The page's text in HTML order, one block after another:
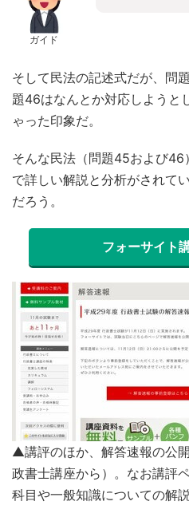
ガイド
そして民法の記述式だが、問
題46はなんとか対応しようと
ゃった印象だ。
そんな民法（問題45および46
で詳しい解説と分析がされて
だろう。
フォーサイト
▲講評のほか、解答速報の公
政書士講座から）。なお講評
科目や一般知識についての解